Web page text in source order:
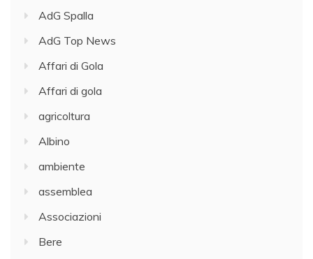
AdG Spalla
AdG Top News
Affari di Gola
Affari di gola
agricoltura
Albino
ambiente
assemblea
Associazioni
Bere